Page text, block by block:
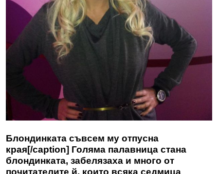
Блондинката съвсем му отпусна
края[/caption] Голяма палавница стана
блондинката, забелязаха и много от
почитателите й, които всяка седмица